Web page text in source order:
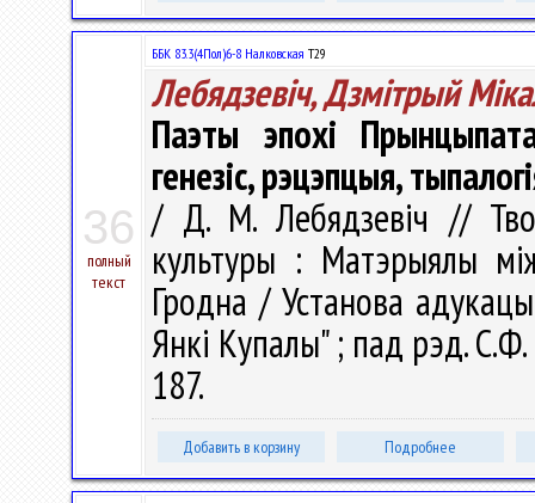
36
полный
текст
ББК 83.3(4Пол)6-8 Налковская Т29
Лебядзевіч, Дзмітрый
Паэты эпохі
генезіс, рэцэпцыя,
/ Д. М. Лебядзевіч //
культуры : Матэрыялы
Гродна / Установа
Янкі Купалы" ; пад рэд.
187.
Добавить в корзину Подробнее